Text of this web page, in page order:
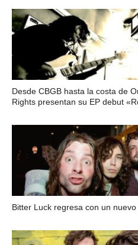
Desde CBGB hasta la costa de
Rights presentan su EP debut
Bitter Luck regresa con un